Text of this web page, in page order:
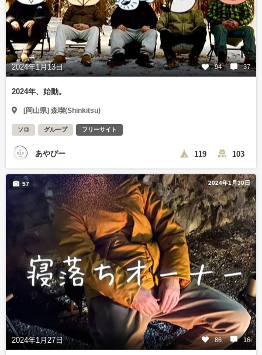
2024年1月13日 94 37
2024年、始動。
[岡山県] 森喫(Shinkitsu)
ソロ グループ フリーサイト
あやぴー 119 103
2024年1月30日
2024年1月27日 86 16
57